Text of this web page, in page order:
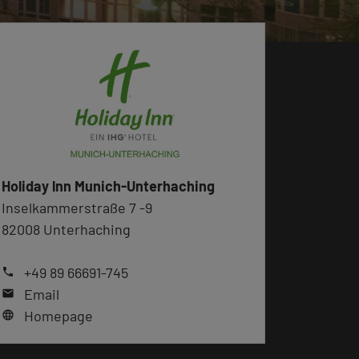
Holiday lnn Munich-Unterhaching
Inselkammerstraße 7 -9
82008 Unterhaching
phone +49 89 66691-745
mail Email
language Homepage